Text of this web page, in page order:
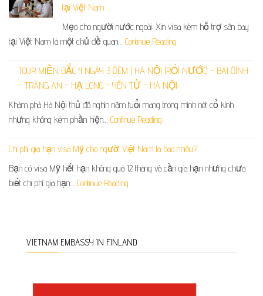
tại Việt Nam
Mẹo cho người nước ngoài: Xin visa kèm hỗ trợ sân bay
tại Việt Nam là một chủ đề quan… Continue Reading
TOUR MIỀN BẮC 4 NGÀY 3 ĐÊM | HÀ NỘI (RỐI NƯỚC) – BÁI ĐÍNH
– TRÀNG AN – HẠ LONG – YÊN TỬ – HÀ NỘI
Khám phá Hà Nội thủ đô nghìn năm tuổi mang trong mình nét cổ kính
nhưng không kém phần hiện… Continue Reading
Chi phí gia hạn visa Mỹ cho người Việt Nam là bao nhiêu?
Bạn có visa Mỹ hết hạn không quá 12 tháng và cần gia hạn nhưng chưa
biết chi phí gia hạn… Continue Reading
VIETNAM EMBASSY IN FINLAND